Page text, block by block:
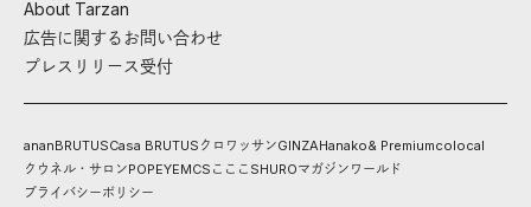
About Tarzan
広告に関するお問い合わせ
プレスリリース受付
ananBRUTUSCasa BRUTUS クロワッサンGINZAHanako& Premiumcolocal
クウネル・サロンPOPEYEMCS こここ SHUROマガジンワールド
プライバシーポリシー